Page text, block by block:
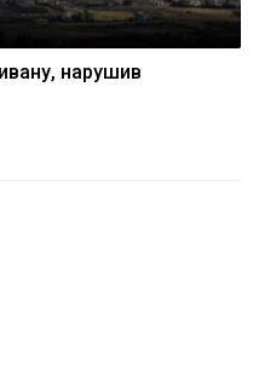
нарушив